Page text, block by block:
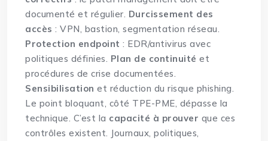
documenté et régulier. Durcissement des
accès : VPN, bastion, segmentation réseau.
Protection endpoint : EDR/antivirus avec
politiques définies. Plan de continuité et
procédures de crise documentées.
Sensibilisation et réduction du risque phishing.
Le point bloquant, côté TPE-PME, dépasse la
technique. C’est la capacité à prouver que ces
contrôles existent. Journaux, politiques,